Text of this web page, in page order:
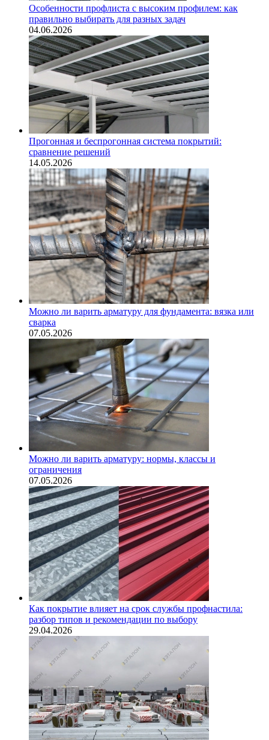
Особенности профлиста с высоким профилем: как
правильно выбирать для разных задач
04.06.2026
Прогонная и беспрогонная система покрытий:
сравнение решений
14.05.2026
Можно ли варить арматуру для фундамента: вязка или
сварка
07.05.2026
Можно ли варить арматуру: нормы, классы и
ограничения
07.05.2026
Как покрытие влияет на срок службы профнастила:
разбор типов и рекомендации по выбору
29.04.2026